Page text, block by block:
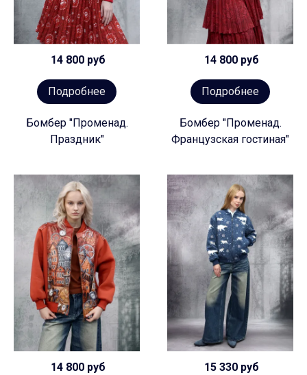
14 800 руб
Подробнее
Бомбер "Променад.
Праздник"
14 800 руб
Подробнее
Бомбер "Променад.
Французская гостиная"
14 800 руб 15 330 руб